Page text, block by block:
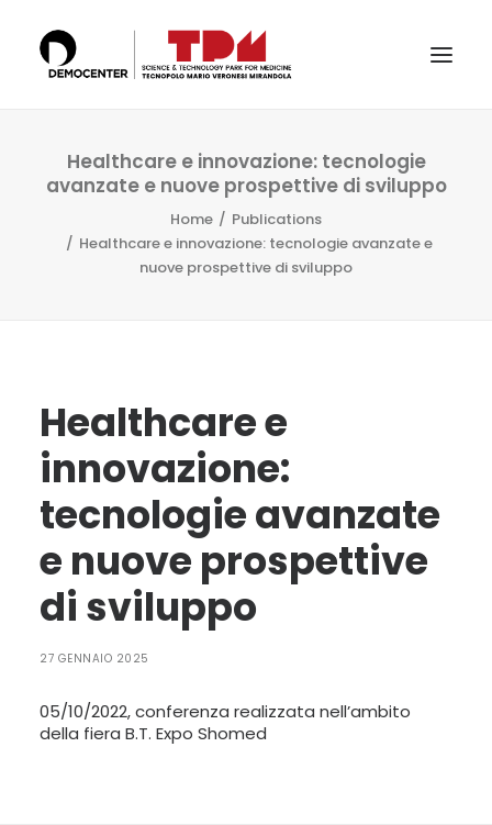
IL TECNOPOLO
SERVIZI
LABS
CERTIFICAZIONI E ACCREDITAMENTI
RICERCA
LINGUA:
ITA
ENG
Healthcare e innovazione: tecnologie
avanzate e nuove prospettive di sviluppo
Home
Publications
Healthcare e innovazione: tecnologie avanzate e
nuove prospettive di sviluppo
Healthcare e
innovazione:
tecnologie avanzate
e nuove prospettive
di sviluppo
27 GENNAIO 2025
05/10/2022, conferenza realizzata nell’ambito
della fiera B.T. Expo Shomed